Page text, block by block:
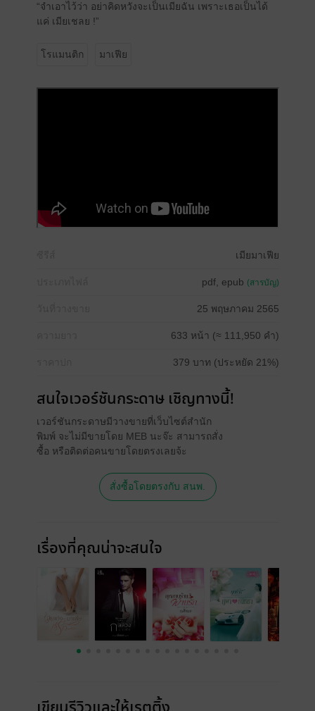
“จำเอาไว้ว่า อย่าคิดหวังจะเป็นเมียฉัน เพราะเธอเป็นได้
แค่ เมียเชลย !”
โรแมนติก มาเฟีย
เมียมาเฟีย
pdf, epub (สารบัญ)
25 พฤษภาคม 2565
633 หน้า (≈ 111,950 คำ)
379 บาท (ประหยัด 21%)
สนใจเวอร์ชันกระดาษ เชิญทางนี้!
เวอร์ชันกระดาษมีวางขายที่เว็บไซต์สำนัก
พิมพ์ จะไม่มีขายโดย MEB นะจ๊ะ สามารถสั่ง
ซื้อ หรือติดต่อคนขายโดยตรงเลยจ้ะ
สั่งซื้อโดยตรงกับ สนพ.
เรื่องที่คุณน่าจะสนใจ